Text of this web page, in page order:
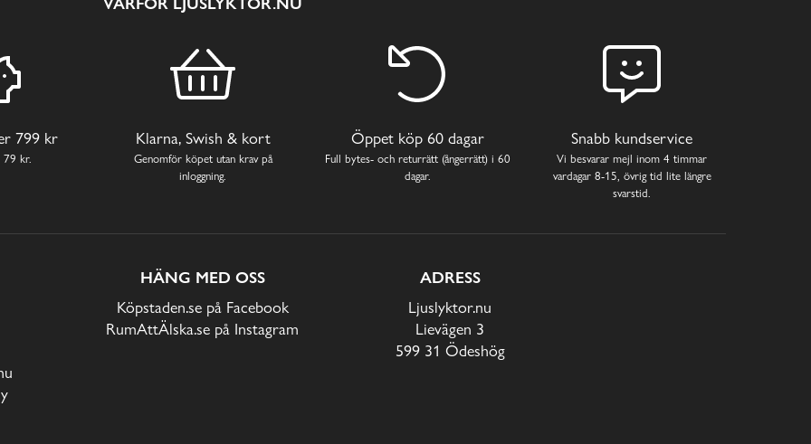
799 kr
79 kr.
Klarna, Swish & kort
Genomför köpet utan krav på
inloggning.
Öppet köp 60 dagar
Full bytes- och returrätt (ångerrätt) i 60
dagar.
Snabb kundservice
Vi besvarar mejl inom 4 timmar
vardagar 8-15, övrig tid lite längre
svarstid.
HÄNG MED OSS
Köpstaden.se på Facebook
RumAttÄlska.se på Instagram
ADRESS
Ljuslyktor.nu
Lievägen 3
599 31 Ödeshög